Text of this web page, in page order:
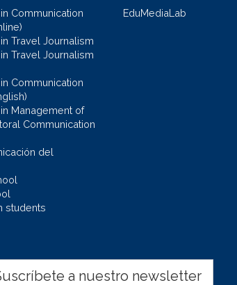
Communication
Travel Journalism
Travel Journalism
Communication
Management of
Communication
del
students
EduMediaLab
a nuestro newsletter